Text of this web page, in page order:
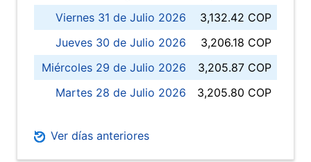
Viernes 31 de Julio 2026
3,132.42 COP
Jueves 30 de Julio 2026
3,206.18 COP
Miércoles 29 de Julio 2026
3,205.87 COP
Martes 28 de Julio 2026
3,205.80 COP
Ver días anteriores